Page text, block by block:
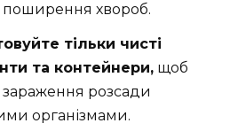
поширення хвороб.
тільки чисті
та контейнери, щоб
розсади
організмами.